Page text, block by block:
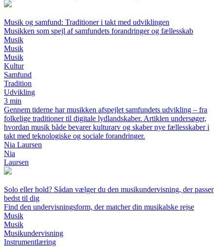
Musik og samfund: Traditioner i takt med udviklingen
Musikken som spejl af samfundets forandringer og fællesskab
Musik
Musik
Musik
Kultur
Samfund
Tradition
Udvikling
3 min
Gennem tiderne har musikken afspejlet samfundets udvikling – fra
folkelige traditioner til digitale lydlandskaber. Artiklen undersøger,
hvordan musik både bevarer kulturarv og skaber nye fællesskaber i
takt med teknologiske og sociale forandringer.
Nia Laursen
Nia
Laursen
Solo eller hold? Sådan vælger du den musikundervisning, der passer
bedst til dig
Find den undervisningsform, der matcher din musikalske rejse
Musik
Musik
Musikundervisning
Instrumentlæring